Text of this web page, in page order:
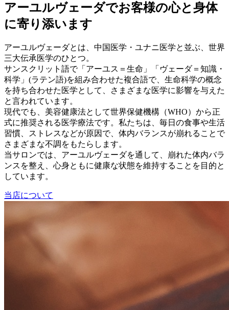
アーユルヴェーダでお客様の心と身体
に寄り添います
アーユルヴェーダとは、中国医学・ユナニ医学と並ぶ、世界
三大伝承医学のひとつ。
サンスクリット語で「アーユス＝生命」「ヴェーダ＝知識・
科学」(ラテン語)を組み合わせた複合語で、生命科学の概念
を持ち合わせた医学として、さまざまな医学に影響を与えた
と言われています。
現代でも、美容健康法として世界保健機構（WHO）から正
式に推奨される医学療法です。私たちは、毎日の食事や生活
習慣、ストレスなどが原因で、体内バランスが崩れることで
さまざまな不調をもたらします。
当サロンでは、アーユルヴェーダを通して、崩れた体内バラ
ンスを整え、心身ともに健康な状態を維持することを目的と
しています。
当店について